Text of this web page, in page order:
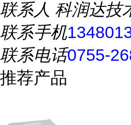
联系人 科润达技
联系手机
联系电话0755-
推荐产品